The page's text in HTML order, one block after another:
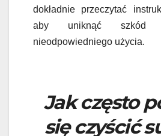
dokładnie przeczytać
aby uniknąć szkód
nieodpowiedniego użycia.
Jak często
się czyścić